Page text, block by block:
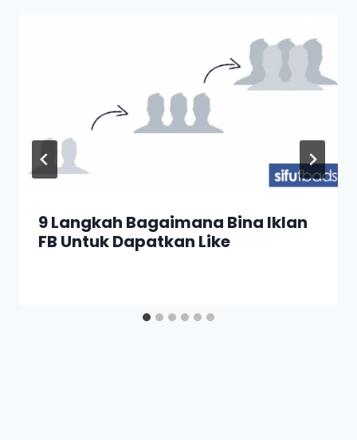
9 Langkah Bagaimana Bina Iklan
FB Untuk Dapatkan Like